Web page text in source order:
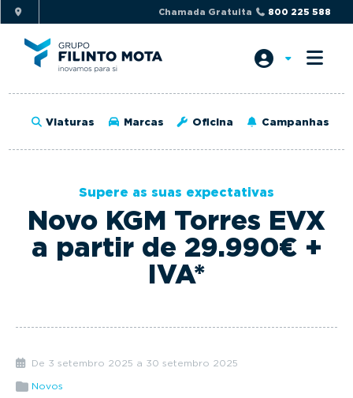
i
p
t
o
r
a
y
g
a
i
p
t
o
a
c
n
Chamada Gratuita 800 225 588
Viaturas Marcas Oficina Campanhas
Novo KGM Torres EVX
a partir de 29.990€ +
IVA*
Supere as suas expectativas
De 3 setembro 2025 a 30 setembro 2025
Novos